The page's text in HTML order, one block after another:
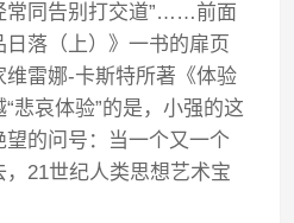
常同告别打交道”……前面
落（上）》一书的扉页
雷娜-卡斯特所著《体验
悲哀体验”的是，小强的这
的问号：当一个又一个
21世纪人类思想艺术宝